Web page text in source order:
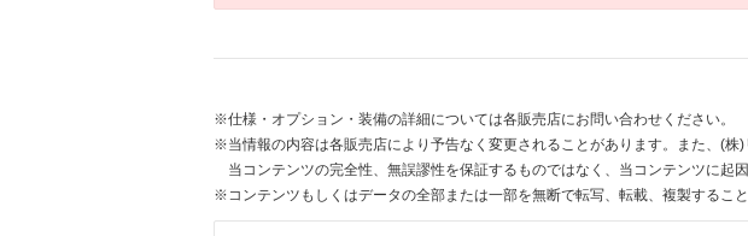
※仕様・オプション・装備の詳細については各販売店にお問い合わせください。
※当情報の内容は各販売店により予告なく変更されることがあります。また、(株
当コンテンツの完全性、無誤謬性を保証するものではなく、当コンテンツに起
※コンテンツもしくはデータの全部または一部を無断で転写、転載、複製すること